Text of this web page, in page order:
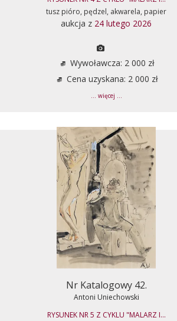
tusz pióro, pędzel, akwarela, papier
aukcja z 24 lutego 2026
Wywoławcza: 2 000 zł
Cena uzyskana: 2 000 zł
... więcej ...
Nr Katalogowy 42.
Antoni Uniechowski
RYSUNEK NR 5 Z CYKLU "MALARZ I...